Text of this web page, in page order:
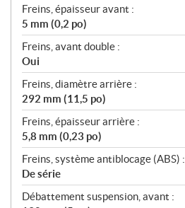
Freins, épaisseur avant :
5 mm (0,2 po)
Freins, avant double :
Oui
Freins, diamètre arrière :
292 mm (11,5 po)
Freins, épaisseur arrière :
5,8 mm (0,23 po)
Freins, système antiblocage (ABS) :
De série
Débattement suspension, avant :